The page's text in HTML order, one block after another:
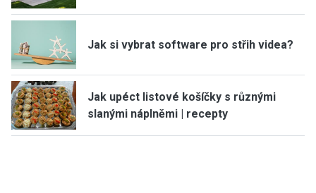
Jak si vybrat software pro střih videa?
Jak upéct listové košíčky s různými
slanými náplněmi | recepty